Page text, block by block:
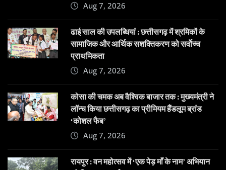
Aug 7, 2026
ढाई साल की उपलब्धियां : छत्तीसगढ़ में श्रमिकों के
सामाजिक और आर्थिक सशक्तिकरण को सर्वाेच्च
प्राथमिकता
Aug 7, 2026
कोसा की चमक अब वैश्विक बाजार तक : मुख्यमंत्री ने
लॉन्च किया छत्तीसगढ़ का प्रीमियम हैंडलूम ब्रांड
‘कोशल फैब’
Aug 7, 2026
रायपुर : वन महोत्सव में ‘एक पेड़ माँ के नाम’ अभियान